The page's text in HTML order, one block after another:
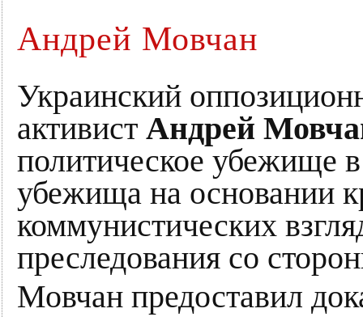
Андрей Мовчан
Украинский
активист Андрей
политическое убежище
убежища на основании
коммунистических
преследования со
Мовчан предоставил